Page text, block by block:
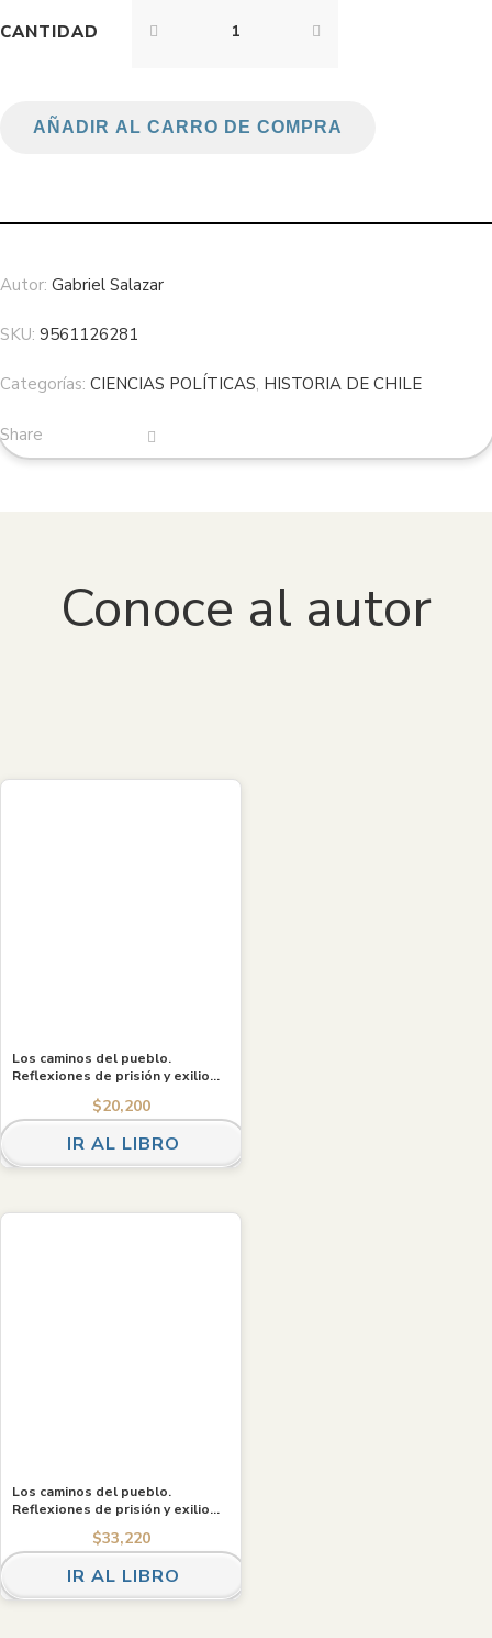
CANTIDAD
AÑADIR AL CARRO DE COMPRA
Autor: Gabriel Salazar
SKU: 9561126281
Categorías: CIENCIAS POLÍTICAS, HISTORIA DE CHILE
Share
Conoce al autor
Los caminos del pueblo.
Reflexiones de prisión y exilio
Chile (1976-1984). Ebook
$20,200
IR AL LIBRO
Los caminos del pueblo.
Reflexiones de prisión y exilio
sobre política revolucionaria en
Chile (1976-1984)
$33,220
IR AL LIBRO